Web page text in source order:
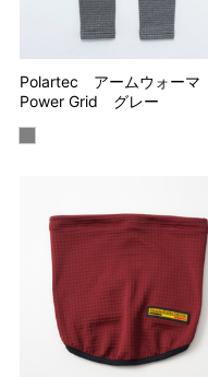
Polartec アームウォーマ
Power Grid グレー